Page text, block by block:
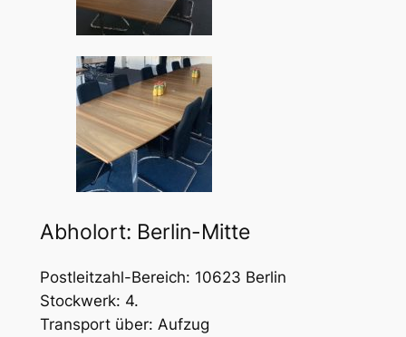
Abholort: Berlin-Mitte
Postleitzahl-Bereich: 10623 Berlin
Stockwerk: 4.
Transport über: Aufzug